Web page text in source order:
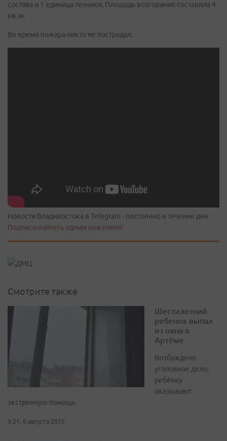
состава и 1 единица техники. Площадь возгорания составила 4
кв. м.
Во время пожара никто не пострадал.
Новости Владивостока в Telegram - постоянно в течение дня.
Подписывайтесь одним нажатием!
Смотрите также
Шестилетний
ребенок выпал
из окна в
Артёме
Возбуждено
уголовное дело,
ребёнку
оказывают
экстренную помощь
9:21, 6 августа 2026